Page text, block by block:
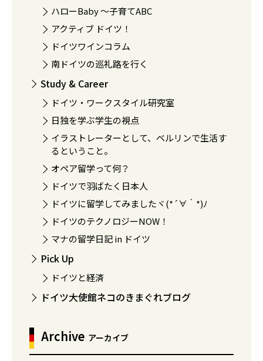
ハローBaby 〜子育てABC
アクティブ ドイツ！
ドイツワインコラム
南ドイツの巡礼路を行く
Study & Career
ドイツ・ワークスタイル研究室
日独を学ぶ学生の視点
イラストレーターとして、ベルリンで生活す
るということ。
オペア留学って何？
ドイツで羽ばたく日本人
ドイツに留学してみましたヾ(*´∀｀*)ﾉ
ドイツのテクノロジーNOW！
マナの留学日記 in ドイツ
Pick Up
ドイツと経済
ドイツ大使館ネコのきまぐれブログ
Archive アーカイブ